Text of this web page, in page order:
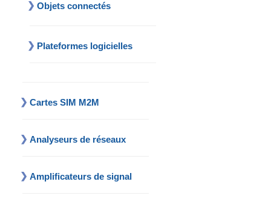
Objets connectés
Plateformes logicielles
Cartes SIM M2M
Analyseurs de réseaux
Amplificateurs de signal